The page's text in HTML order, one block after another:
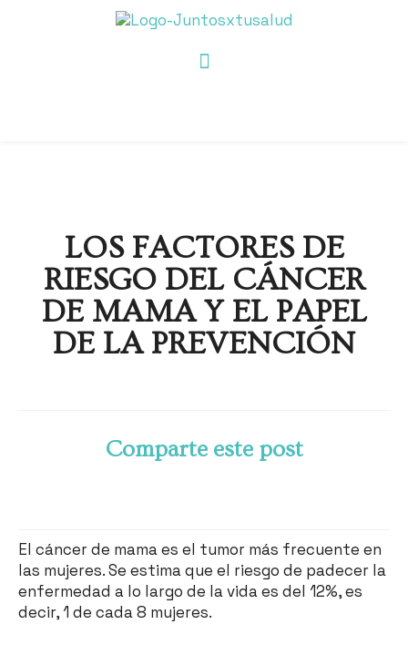
LOS FACTORES DE
RIESGO DEL CÁNCER
DE MAMA Y EL PAPEL
DE LA PREVENCIÓN
Comparte este post
El cáncer de mama es el tumor más frecuente en
las mujeres. Se estima que el riesgo de padecer la
enfermedad a lo largo de la vida es del 12%, es
decir, 1 de cada 8 mujeres.